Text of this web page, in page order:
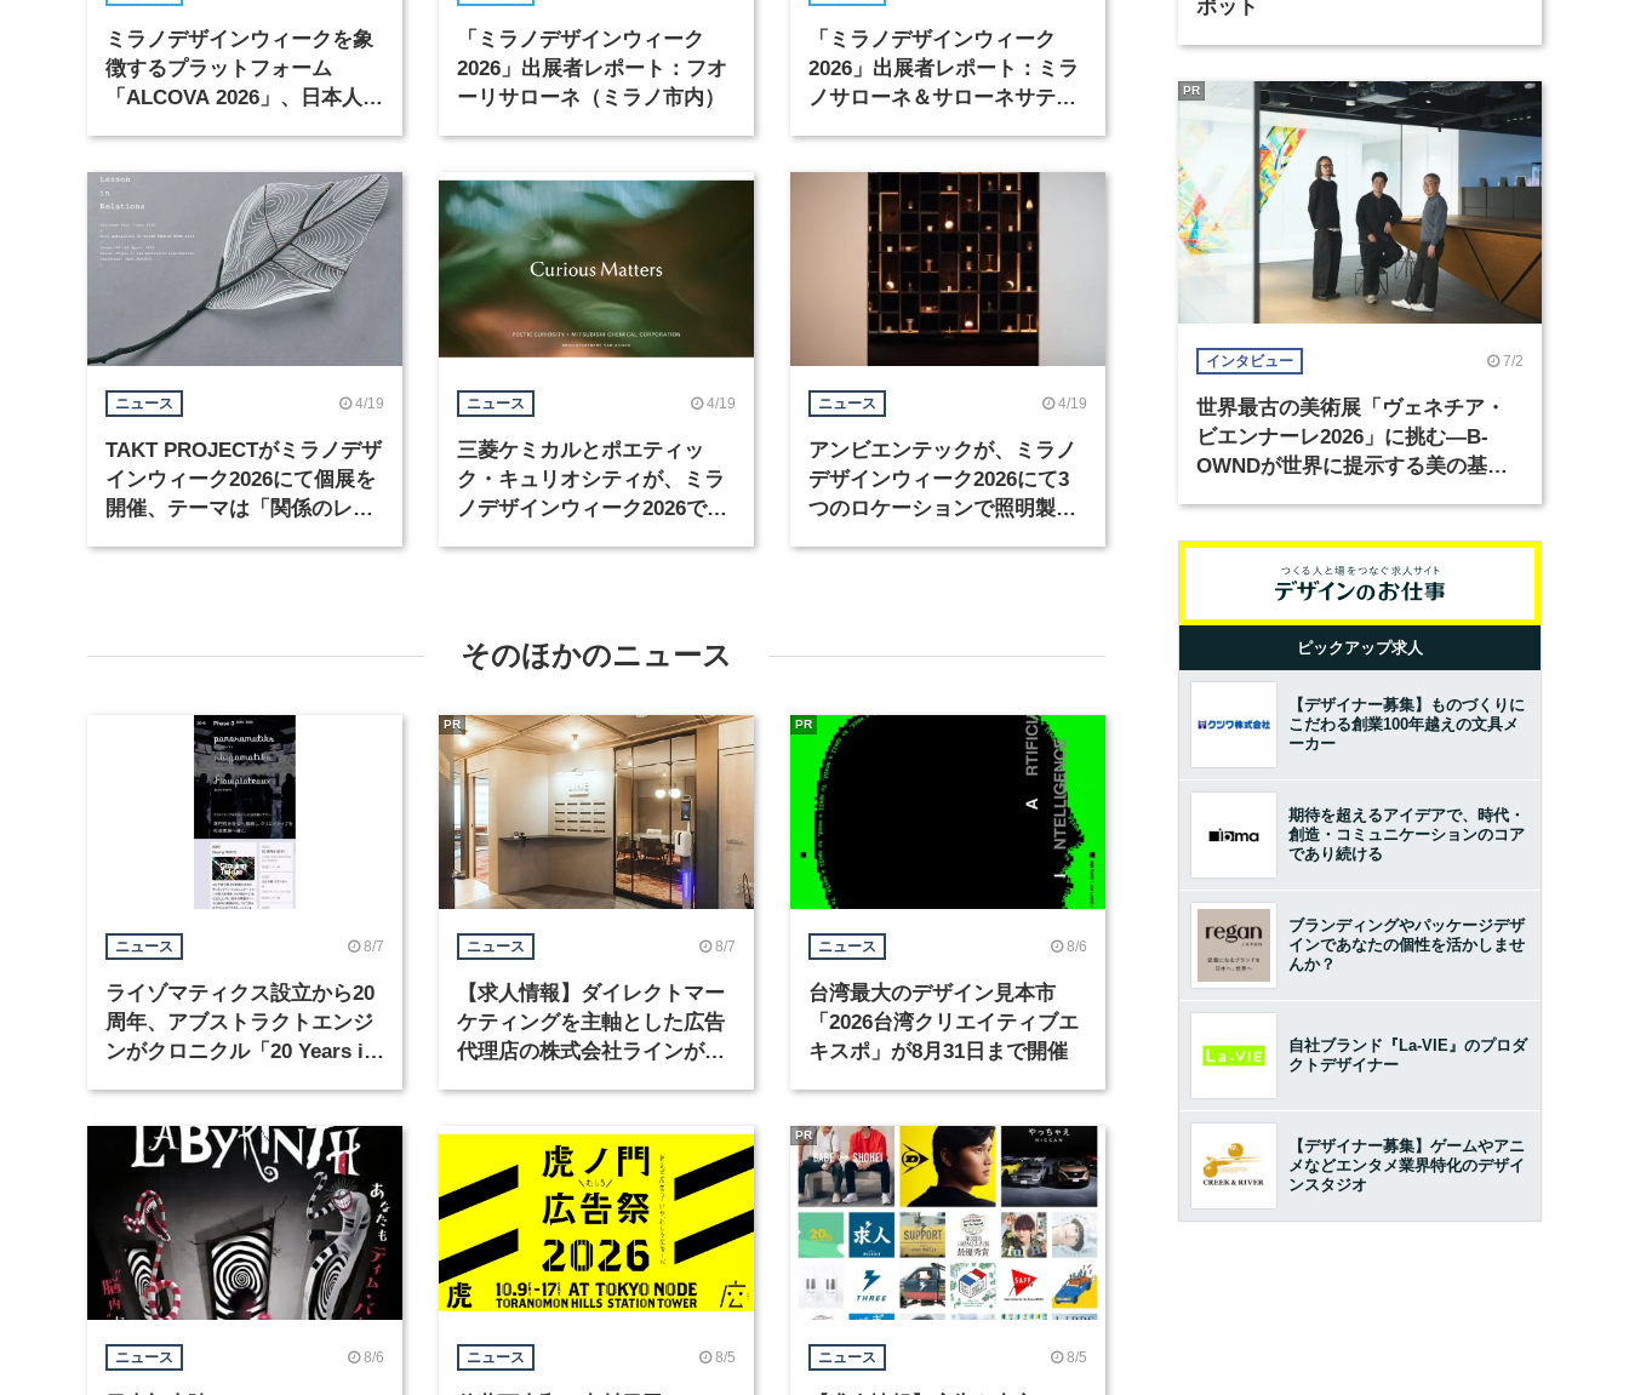
ミラノデザインウィークを象
徴するプラットフォーム
「ALCOVA 2026」、日本人デ
「ミラノデザインウィーク
2026」出展者レポート：フオ
ーリサローネ（ミラノ市内）
「ミラノデザインウィーク
2026」出展者レポート：ミラ
ノサローネ＆サローネサテリ
ニュース 4/19
TAKT PROJECTがミラノデザ
インウィーク2026にて個展を
開催、テーマは「関係のレッ
ニュース 4/19
三菱ケミカルとポエティッ
ク・キュリオシティが、ミラ
ノデザインウィーク2026で共
ニュース 4/19
アンビエンテックが、ミラノ
デザインウィーク2026にて3
つのロケーションで照明製品
そのほかのニュース
ニュース 8/7
ライゾマティクス設立から20
周年、アブストラクトエンジ
ンがクロニクル「20 Years in
ニュース 8/7
【求人情報】ダイレクトマー
ケティングを主軸とした広告
代理店の株式会社ラインが、
PR
ニュース 8/6
台湾最大のデザイン見本市
「2026台湾クリエイティブエ
キスポ」が8月31日まで開催
PR
ニュース 8/6 ニュース 8/5 ニュース 8/5
PR
ポット
インタビュー 7/2
世界最古の美術展「ヴェネチア・
ビエンナーレ2026」に挑む―B-
OWNDが世界に提示する美の基準
PR
ピックアップ求人
【デザイナー募集】ものづくりに
こだわる創業100年越えの文具メ
ーカー
期待を超えるアイデアで、時代・
創造・コミュニケーションのコア
であり続ける
ブランディングやパッケージデザ
インであなたの個性を活かしませ
んか？
自社ブランド『La-VIE』のプロダ
クトデザイナー
【デザイナー募集】ゲームやアニ
メなどエンタメ業界特化のデザイ
ンスタジオ